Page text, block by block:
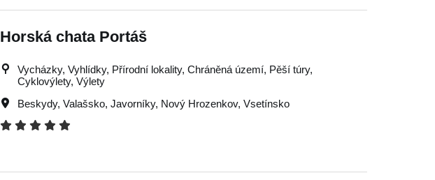
Horská chata Portáš
Vycházky, Vyhlídky, Přírodní lokality, Chráněná území, Pěší túry,
Cyklovýlety, Výlety
Beskydy,Valašsko,Javorníky, Nový Hrozenkov,Vsetínsko